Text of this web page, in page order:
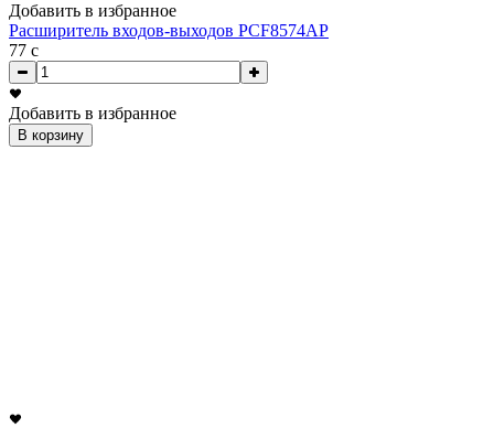
Добавить в избранное
Расширитель входов-выходов PCF8574AP
77 c
Добавить в избранное
В корзину